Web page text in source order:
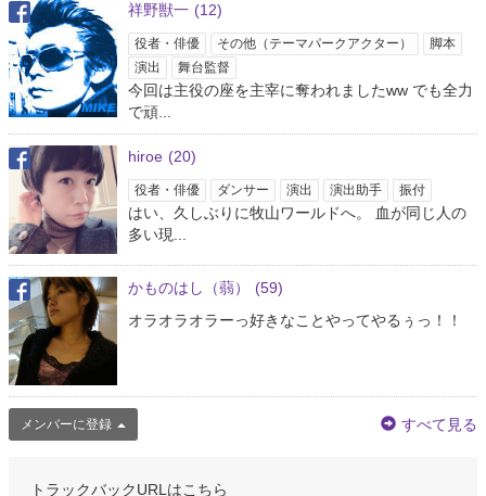
祥野獣一 (12)
役者・俳優 その他（テーマパークアクター）
脚本
演出
舞台監督
今回は主役の座を主宰に奪われましたww でも全力
で頑...
hiroe (20)
役者・俳優 ダンサー 演出 演出助手 振付
はい、久しぶりに牧山ワールドへ。 血が同じ人の
多い現...
かものはし（蒻）
(59)
オラオラオラーっ好きなことやってやるぅっ！！
メンバーに登録 すべて見る
トラックバックURLはこちら